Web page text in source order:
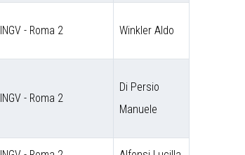
INGV - Roma 2 Winkler Aldo
INGV - Roma 2
Di Persio
Manuele